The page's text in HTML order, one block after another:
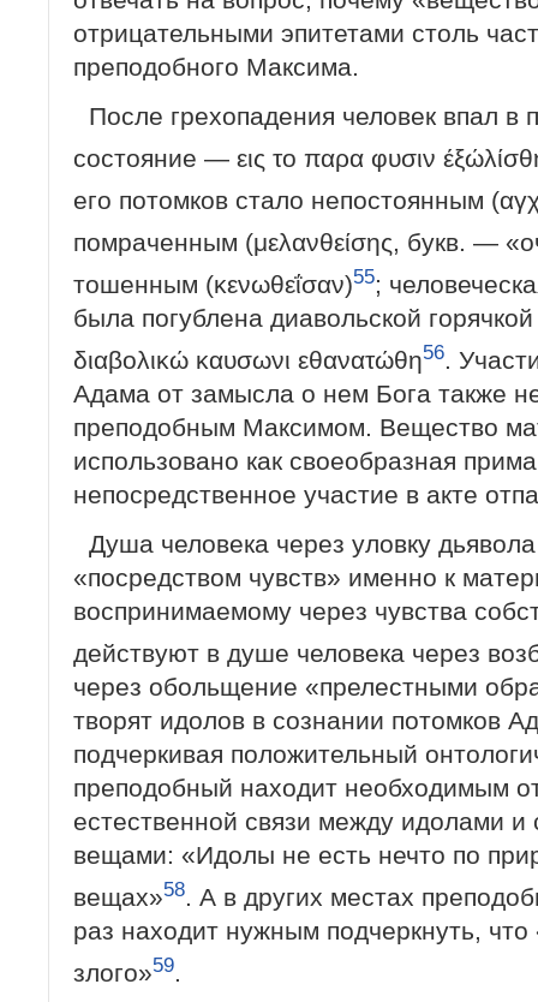
отрицательными эпитетами столь
преподобного Максима.
После грехопадения человек впал в
состояние — εις το παρα φυσιν
его потомков стало непостоянным
помраченным (μελανθείσης, букв. —
тошенным (κενωθεΐσαν)55;
была погублена диавольской
διαβολικώ καυσωνι εθανατώθη56.
Адама от замысла о нем Бога также
преподобным Максимом. Вещество
использовано как своеобразная
непосредственное участие в акте
Душа человека через уловку
«посредством чувств» именно к
воспринимаемому через чувства
действуют в душе человека через
через обольщение «прелестными
творят идолов в сознании потомков
подчеркивая положительный
преподобный находит необходимым
естественной связи между идолами
вещами: «Идолы не есть нечто по
вещах»58. А в других местах
раз находит нужным подчеркнуть,
злого»59.